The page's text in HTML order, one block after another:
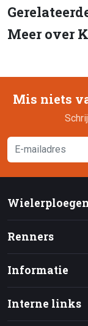
Meer over
Mis niets
Renners
Informatie
Interne links